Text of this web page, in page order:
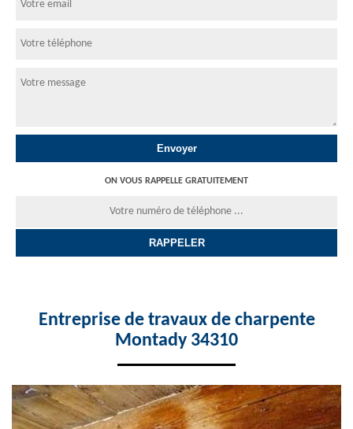
ON VOUS RAPPELLE GRATUITEMENT
Entreprise de travaux de charpente
Montady 34310